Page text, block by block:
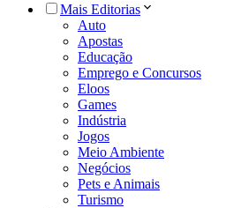
Mais Editorias
Auto
Apostas
Educação
Emprego e Concursos
Eloos
Games
Indústria
Jogos
Meio Ambiente
Negócios
Pets e Animais
Turismo